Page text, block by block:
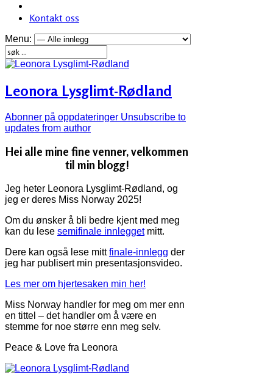
Kontakt oss
Menu:
Leonora Lysglimt-Rødland
Abonner på oppdateringer Unsubscribe to
updates from author
Hei alle mine fine venner, velkommen
til min blogg!
Jeg heter Leonora Lysglimt-Rødland, og
jeg er deres Miss Norway 2025!
Om du ønsker å bli bedre kjent med meg
kan du lese semifinale innleggetmitt.
Dere kan også lese mittfinale-innlegg der
jeg har publisert min presentasjonsvideo.
Les mer om hjertesaken min her!
Miss Norway handler for meg om mer enn
en tittel – det handler om å være en
stemme for noe større enn meg selv.
Peace & Love fra Leonora